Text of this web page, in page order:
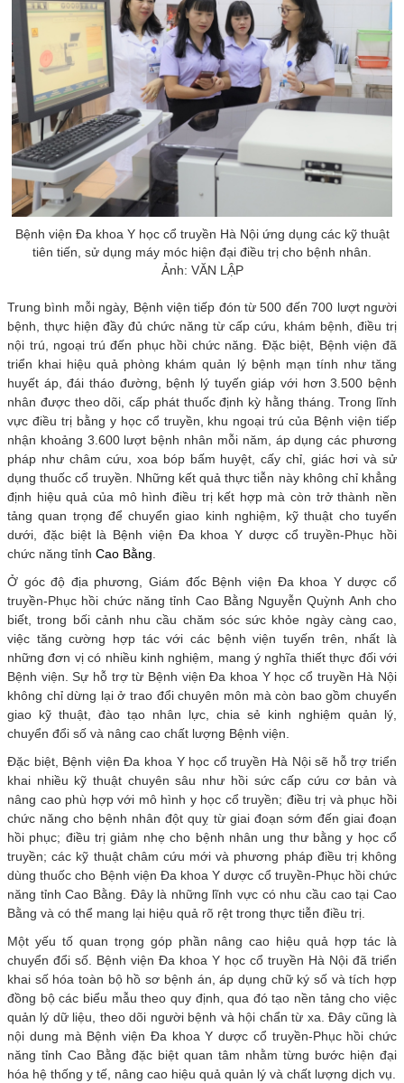
Bệnh viện Đa khoa Y học cổ truyền Hà Nội ứng dụng các kỹ thuật
tiên tiến, sử dụng máy móc hiện đại điều trị cho bệnh nhân.
Ảnh: VĂN LẬP
Trung bình mỗi ngày, Bệnh viện tiếp đón từ 500 đến 700 lượt người
bệnh, thực hiện đầy đủ chức năng từ cấp cứu, khám bệnh, điều trị
nội trú, ngoại trú đến phục hồi chức năng. Đặc biệt, Bệnh viện đã
triển khai hiệu quả phòng khám quản lý bệnh mạn tính như tăng
huyết áp, đái tháo đường, bệnh lý tuyến giáp với hơn 3.500 bệnh
nhân được theo dõi, cấp phát thuốc định kỳ hằng tháng. Trong lĩnh
vực điều trị bằng y học cổ truyền, khu ngoại trú của Bệnh viện tiếp
nhận khoảng 3.600 lượt bệnh nhân mỗi năm, áp dụng các phương
pháp như châm cứu, xoa bóp bấm huyệt, cấy chỉ, giác hơi và sử
dụng thuốc cổ truyền. Những kết quả thực tiễn này không chỉ khẳng
định hiệu quả của mô hình điều trị kết hợp mà còn trở thành nền
tảng quan trọng để chuyển giao kinh nghiệm, kỹ thuật cho tuyến
dưới, đặc biệt là Bệnh viện Đa khoa Y dược cổ truyền-Phục hồi
chức năng tỉnh Cao Bằng.
Ở góc độ địa phương, Giám đốc Bệnh viện Đa khoa Y dược cổ
truyền-Phục hồi chức năng tỉnh Cao Bằng Nguyễn Quỳnh Anh cho
biết, trong bối cảnh nhu cầu chăm sóc sức khỏe ngày càng cao,
việc tăng cường hợp tác với các bệnh viện tuyến trên, nhất là
những đơn vị có nhiều kinh nghiệm, mang ý nghĩa thiết thực đối với
Bệnh viện. Sự hỗ trợ từ Bệnh viện Đa khoa Y học cổ truyền Hà Nội
không chỉ dừng lại ở trao đổi chuyên môn mà còn bao gồm chuyển
giao kỹ thuật, đào tạo nhân lực, chia sẻ kinh nghiệm quản lý,
chuyển đổi số và nâng cao chất lượng Bệnh viện.
Đặc biệt, Bệnh viện Đa khoa Y học cổ truyền Hà Nội sẽ hỗ trợ triển
khai nhiều kỹ thuật chuyên sâu như hồi sức cấp cứu cơ bản và
nâng cao phù hợp với mô hình y học cổ truyền; điều trị và phục hồi
chức năng cho bệnh nhân đột quỵ từ giai đoạn sớm đến giai đoạn
hồi phục; điều trị giảm nhẹ cho bệnh nhân ung thư bằng y học cổ
truyền; các kỹ thuật châm cứu mới và phương pháp điều trị không
dùng thuốc cho Bệnh viện Đa khoa Y dược cổ truyền-Phục hồi chức
năng tỉnh Cao Bằng. Đây là những lĩnh vực có nhu cầu cao tại Cao
Bằng và có thể mang lại hiệu quả rõ rệt trong thực tiễn điều trị.
Một yếu tố quan trọng góp phần nâng cao hiệu quả hợp tác là
chuyển đổi số. Bệnh viện Đa khoa Y học cổ truyền Hà Nội đã triển
khai số hóa toàn bộ hồ sơ bệnh án, áp dụng chữ ký số và tích hợp
đồng bộ các biểu mẫu theo quy định, qua đó tạo nền tảng cho việc
quản lý dữ liệu, theo dõi người bệnh và hội chẩn từ xa. Đây cũng là
nội dung mà Bệnh viện Đa khoa Y dược cổ truyền-Phục hồi chức
năng tỉnh Cao Bằng đặc biệt quan tâm nhằm từng bước hiện đại
hóa hệ thống y tế, nâng cao hiệu quả quản lý và chất lượng dịch vụ.